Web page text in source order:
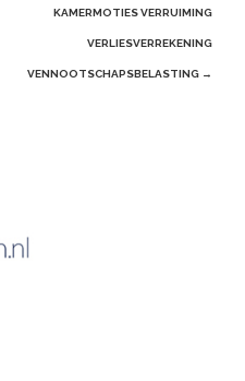
KAMERMOTIES VERRUIMING
VERLIESVERREKENING
VENNOOTSCHAPSBELASTING →